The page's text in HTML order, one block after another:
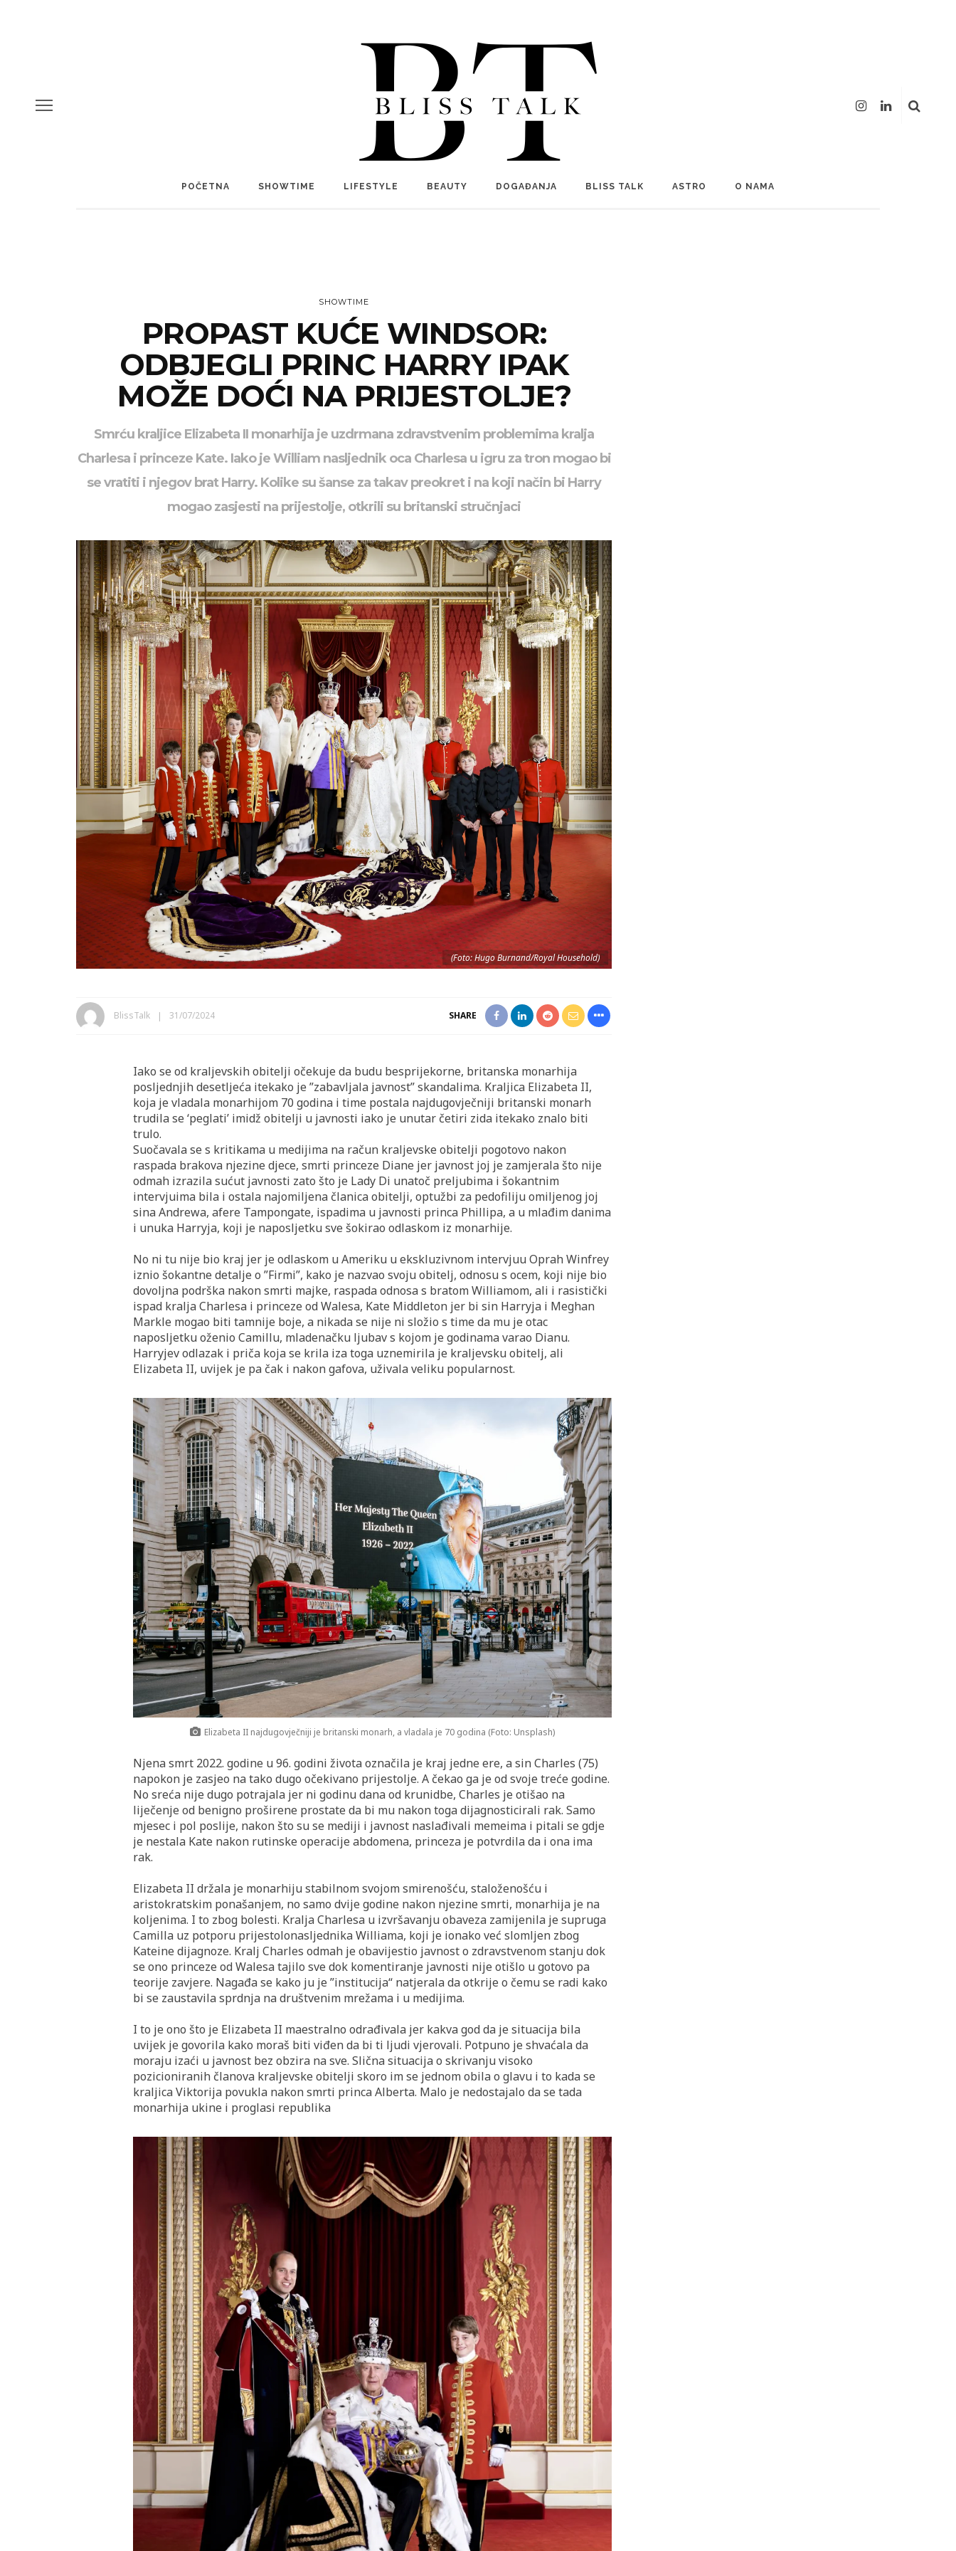
POČETNA SHOWTIME LIFESTYLE BEAUTY DOGAĐANJA BLISS TALK ASTRO O NAMA
SHOWTIME
PROPAST KUĆE WINDSOR:
ODBJEGLI PRINC HARRY IPAK
MOŽE DOĆI NA PRIJESTOLJE?
Smrću kraljice Elizabeta II monarhija je uzdrmana zdravstvenim problemima kralja
Charlesa i princeze Kate. Iako je William nasljednik oca Charlesa u igru za tron mogao bi
se vratiti i njegov brat Harry. Kolike su šanse za takav preokret i na koji način bi Harry
mogao zasjesti na prijestolje, otkrili su britanski stručnjaci
(Foto: Hugo Burnand/Royal Household)
BlissTalk 31/07/2024 SHARE
Iako se od kraljevskih obitelji očekuje da budu besprijekorne, britanska monarhija
posljednjih desetljeća itekako je ”zabavljala javnost” skandalima. Kraljica Elizabeta II,
koja je vladala monarhijom 70 godina i time postala najdugovječniji britanski monarh
trudila se ‘peglati’ imidž obitelji u javnosti iako je unutar četiri zida itekako znalo biti
trulo.
Suočavala se s kritikama u medijima na račun kraljevske obitelji pogotovo nakon
raspada brakova njezine djece, smrti princeze Diane jer javnost joj je zamjerala što nije
odmah izrazila sućut javnosti zato što je Lady Di unatoč preljubima i šokantnim
intervjuima bila i ostala najomiljena članica obitelji, optužbi za pedofiliju omiljenog joj
sina Andrewa, afere Tampongate, ispadima u javnosti princa Phillipa, a u mlađim danima
i unuka Harryja, koji je naposljetku sve šokirao odlaskom iz monarhije.
No ni tu nije bio kraj jer je odlaskom u Ameriku u ekskluzivnom intervjuu Oprah Winfrey
iznio šokantne detalje o ”Firmi”, kako je nazvao svoju obitelj, odnosu s ocem, koji nije bio
dovoljna podrška nakon smrti majke, raspada odnosa s bratom Williamom, ali i rasistički
ispad kralja Charlesa i princeze od Walesa, Kate Middleton jer bi sin Harryja i Meghan
Markle mogao biti tamnije boje, a nikada se nije ni složio s time da mu je otac
naposljetku oženio Camillu, mladenačku ljubav s kojom je godinama varao Dianu.
Harryjev odlazak i priča koja se krila iza toga uznemirila je kraljevsku obitelj, ali
Elizabeta II, uvijek je pa čak i nakon gafova, uživala veliku popularnost.
Elizabeta II najdugovječniji je britanski monarh, a vladala je 70 godina (Foto: Unsplash)
Njena smrt 2022. godine u 96. godini života označila je kraj jedne ere, a sin Charles (75)
napokon je zasjeo na tako dugo očekivano prijestolje. A čekao ga je od svoje treće godine.
No sreća nije dugo potrajala jer ni godinu dana od krunidbe, Charles je otišao na
liječenje od benigno proširene prostate da bi mu nakon toga dijagnosticirali rak. Samo
mjesec i pol poslije, nakon što su se mediji i javnost naslađivali memeima i pitali se gdje
je nestala Kate nakon rutinske operacije abdomena, princeza je potvrdila da i ona ima
rak.
Elizabeta II držala je monarhiju stabilnom svojom smirenošću, staloženošću i
aristokratskim ponašanjem, no samo dvije godine nakon njezine smrti, monarhija je na
koljenima. I to zbog bolesti. Kralja Charlesa u izvršavanju obaveza zamijenila je supruga
Camilla uz potporu prijestolonasljednika Williama, koji je ionako već slomljen zbog
Kateine dijagnoze. Kralj Charles odmah je obavijestio javnost o zdravstvenom stanju dok
se ono princeze od Walesa tajilo sve dok komentiranje javnosti nije otišlo u gotovo pa
teorije zavjere. Nagađa se kako ju je ”institucija“ natjerala da otkrije o čemu se radi kako
bi se zaustavila sprdnja na društvenim mrežama i u medijima.
I to je ono što je Elizabeta II maestralno odrađivala jer kakva god da je situacija bila
uvijek je govorila kako moraš biti viđen da bi ti ljudi vjerovali. Potpuno je shvaćala da
moraju izaći u javnost bez obzira na sve. Slična situacija o skrivanju visoko
pozicioniranih članova kraljevske obitelji skoro im se jednom obila o glavu i to kada se
kraljica Viktorija povukla nakon smrti princa Alberta. Malo je nedostajalo da se tada
monarhija ukine i proglasi republika